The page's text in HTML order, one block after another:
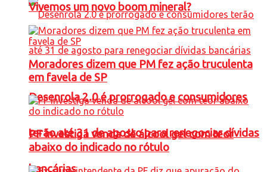
Desenrola 2.0 é prorrogado e consumidores
terão até 31 de agosto para renegociar dívidas
bancárias
Vivemos um novo boom mineral?
Moradores dizem que PM fez ação truculenta
em favela de SP
PF investiga venda de álcool gel com teor
abaixo do indicado no rótulo